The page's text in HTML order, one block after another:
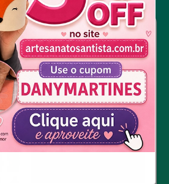
da Monica